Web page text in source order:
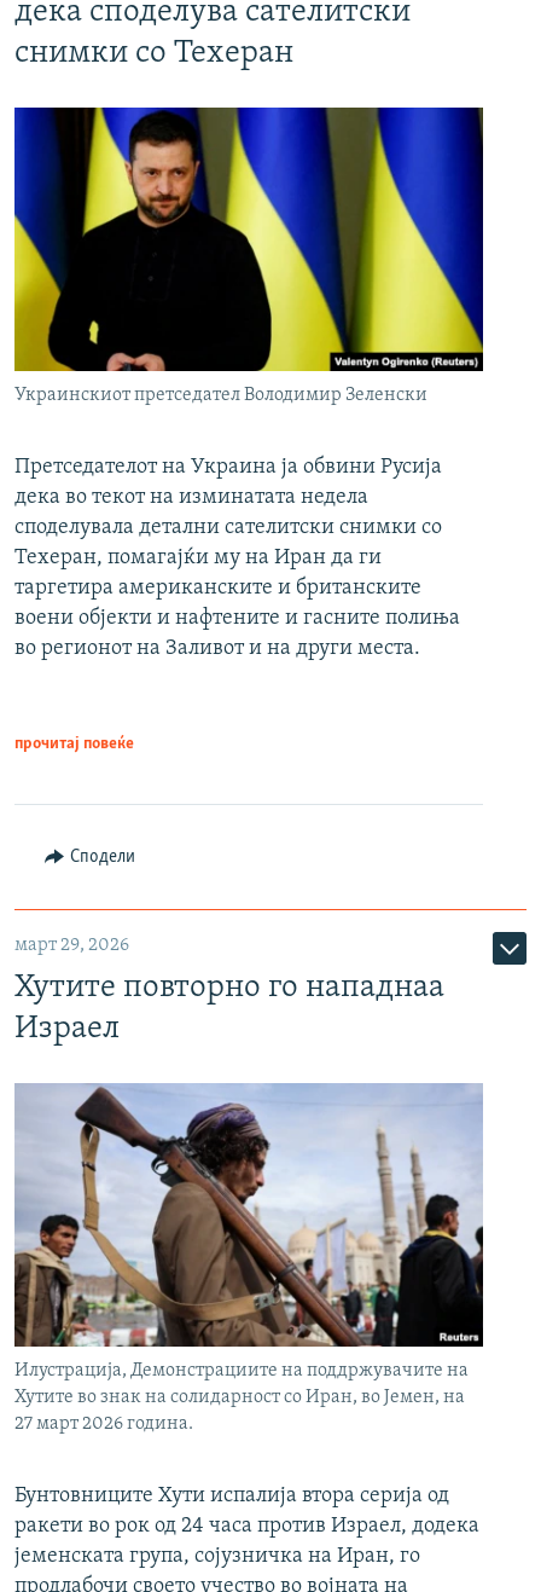
дека споделува сателитски
снимки со Техеран
Украинскиот претседател Володимир Зеленски
Претседателот на Украина ја обвини Русија
дека во текот на изминатата недела
споделувала детални сателитски снимки со
Техеран, помагајќи му на Иран да ги
таргетира американските и британските
воени објекти и нафтените и гасните полиња
во регионот на Заливот и на други места.
прочитај повеќе
Сподели
март 29, 2026
Хутите повторно го нападнаа
Израел
Илустрација, Демонстрациите на поддржувачите на
Хутите во знак на солидарност со Иран, во Јемен, на
27 март 2026 година.
Бунтовниците Хути испалија втора серија од
ракети во рок од 24 часа против Израел, додека
јеменската група, сојузничка на Иран, го
продлабочи своето учество во војната на